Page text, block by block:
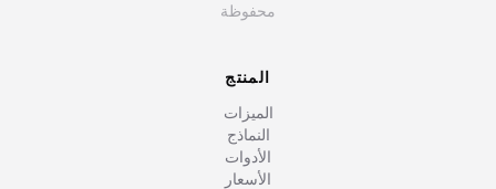
محفوظة
المنتج
الميزات
النماذج
الأدوات
الأسعار